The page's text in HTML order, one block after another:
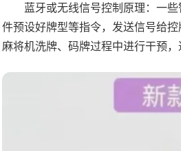
蓝牙或无线信号控制原理：一
件预设好牌型等指令，发送信号给
麻将机洗牌、码牌过程中进行干预，